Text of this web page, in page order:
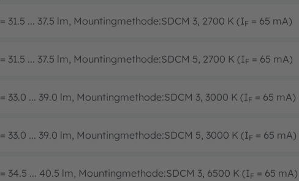
= 31.5 ... 37.5 lm, Mountingmethode:SDCM 3, 2700 K (IF = 65 mA)
= 31.5 ... 37.5 lm, Mountingmethode:SDCM 5, 2700 K (IF = 65 mA)
= 33.0 ... 39.0 lm, Mountingmethode:SDCM 3, 3000 K (IF = 65 mA)
= 33.0 ... 39.0 lm, Mountingmethode:SDCM 5, 3000 K (IF = 65 mA)
= 34.5 ... 40.5 lm, Mountingmethode:SDCM 3, 6500 K (IF = 65 mA)